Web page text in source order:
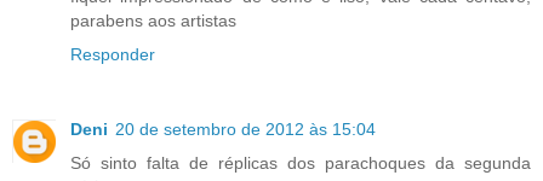
parabens aos artistas
Responder
Deni 20 de setembro de 2012 às 15:04
Só sinto falta de réplicas dos parachoques da segunda